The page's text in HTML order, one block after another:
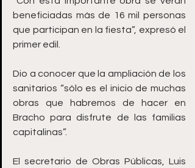
beneficiadas más de 16 mil personas
que participan en la fiesta”, expresó el
primer edil.
Dio a conocer que la ampliación de los
sanitarios “sólo es el inicio de muchas
obras que habremos de hacer en
Bracho para disfrute de las familias
capitalinas”.
El secretario de Obras Públicas, Luis